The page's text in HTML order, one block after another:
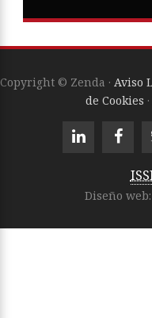
Copyright © Zenda · Aviso
de Cookies ·
Diseño web: